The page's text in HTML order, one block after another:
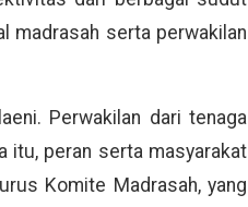
madrasah serta perwakilan
Perwakilan dari tenaga
itu, peran serta masyarakat
Komite Madrasah, yang